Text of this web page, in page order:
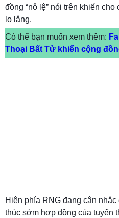
đồng “nô lệ” nói trên khiến
lo lắng.
Có thể bạn muốn xem thêm:
Thoại Bất Tử khiến cộng
Hiện phía RNG đang cân
thúc sớm hợp đồng của tuyển